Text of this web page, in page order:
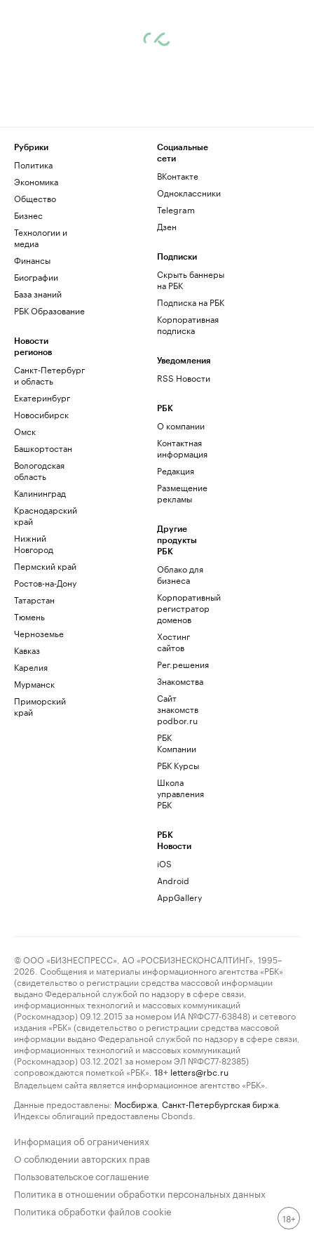
Рубрики
Политика
Экономика
Общество
Бизнес
Технологии и
медиа
Финансы
Биографии
База знаний
РБК Образование
Новости
регионов
Санкт-Петербург
и область
Екатеринбург
Новосибирск
Омск
Башкортостан
Вологодская
область
Калининград
Краснодарский
край
Нижний
Новгород
Пермский край
Ростов-на-Дону
Татарстан
Тюмень
Черноземье
Кавказ
Карелия
Мурманск
Приморский
край
Социальные
сети
ВКонтакте
Одноклассники
Telegram
Дзен
Подписки
Скрыть баннеры
на РБК
Подписка на РБК
Корпоративная
подписка
Уведомления
RSS Новости
РБК
О компании
Контактная
информация
Редакция
Размещение
рекламы
Другие
продукты
РБК
Облако для
бизнеса
Корпоративный
регистратор
доменов
Хостинг
сайтов
Рег.решения
Знакомства
Сайт
знакомств
podbor.ru
РБК
Компании
РБК Курсы
Школа
управления
РБК
РБК
Новости
iOS
Android
AppGallery
© ООО «БИЗНЕСПРЕСС», АО «РОСБИЗНЕСКОНСАЛТИНГ», 1995–
2026. Сообщения и материалы информационного агентства «РБК»
(свидетельство о регистрации средства массовой информации
выдано Федеральной службой по надзору в сфере связи,
информационных технологий и массовых коммуникаций
(Роскомнадзор) 09.12.2015 за номером ИА №ФС77-63848) и сетевого
издания «РБК» (свидетельство о регистрации средства массовой
информации выдано Федеральной службой по надзору в сфере связи,
информационных технологий и массовых коммуникаций
(Роскомнадзор) 03.12.2021 за номером ЭЛ №ФС77-82385)
сопровождаются пометкой «РБК».
18+ letters@rbc.ru
Владельцем сайта является информационное агентство «РБК».
Данные предоставлены: Мосбиржа Санкт-Петербургская биржа
Индексы облигаций предоставлены Cbonds.
Информация об ограничениях
О соблюдении авторских прав
Пользовательское соглашение
Политика в отношении обработки персональных данных
Политика обработки файлов cookie
18+